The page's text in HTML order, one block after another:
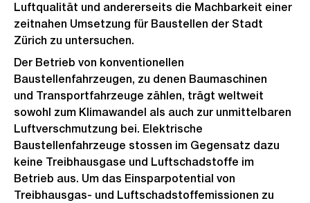
Luftqualität und andererseits die Machbarkeit einer
zeitnahen Umsetzung für Baustellen der Stadt
Zürich zu untersuchen.
Der Betrieb von konventionellen
Baustellenfahrzeugen, zu denen Baumaschinen
und Transportfahrzeuge zählen, trägt weltweit
sowohl zum Klimawandel als auch zur unmittelbaren
Luftverschmutzung bei. Elektrische
Baustellenfahrzeuge stossen im Gegensatz dazu
keine Treibhausgase und Luftschadstoffe im
Betrieb aus. Um das Einsparpotential von
Treibhausgas- und Luftschadstoffemissionen zu